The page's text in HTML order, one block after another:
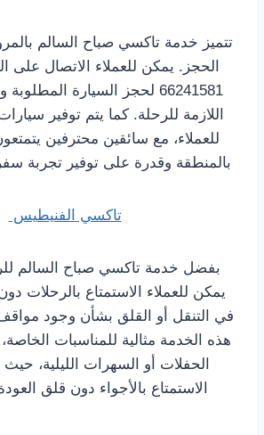
تتميز خدمة تاكسي صباح السالم
الحجز. يمكن للعملاء الاتصال
66241581 لحجز السيارة
اللازمة للرحلة. كما يتم توفير
للعملاء، مع سائقين محترفين
بالمنطقة وقدرة على توفير تجربة
تاكسي الفنيطيس
بفضل خدمة تاكسي صباح السالم
يمكن للعملاء الاستمتاع بالرحلات
في التنقل أو القلق بشأن وجود
هذه الخدمة مثالية للمناسبات
الحفلات أو السهرات الليلية،
الاستمتاع بالأجواء دون قلق